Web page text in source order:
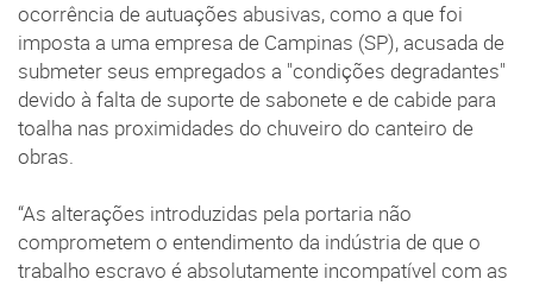
ocorrência de autuações abusivas, como a que foi
imposta a uma empresa de Campinas (SP), acusada de
submeter seus empregados a "condições degradantes"
devido à falta de suporte de sabonete e de cabide para
toalha nas proximidades do chuveiro do canteiro de
obras.
“As alterações introduzidas pela portaria não
comprometem o entendimento da indústria de que o
trabalho escravo é absolutamente incompatível com as